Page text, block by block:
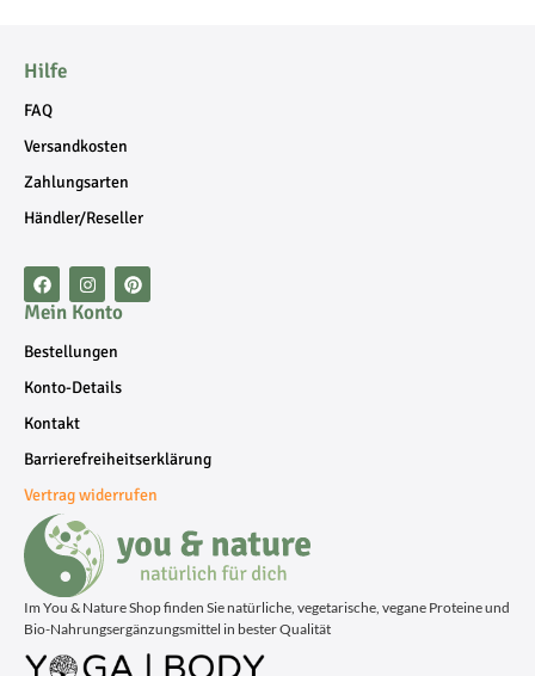
Hilfe
FAQ
Versandkosten
Zahlungsarten
Händler/Reseller
Mein Konto
Bestellungen
Konto-Details
Kontakt
Barrierefreiheitserklärung
Vertrag widerrufen
Im You & Nature Shop finden Sie natürliche, vegetarische, vegane Proteine und
Bio-Nahrungsergänzungsmittel in bester Qualität